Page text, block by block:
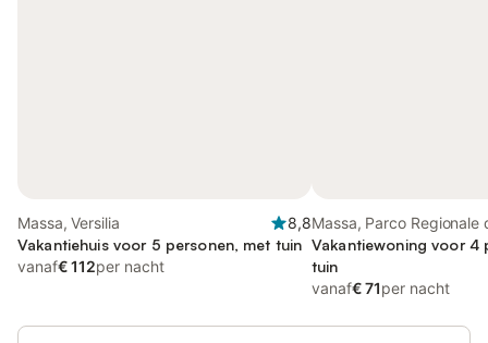
Massa, Versilia
8,8
Vakantiehuis voor 5 personen, met tuin
vanaf€ 112per nacht
Massa, Parco Regionale
Apuane
Vakantiewoning voor 4
tuin
vanaf€ 71per nacht